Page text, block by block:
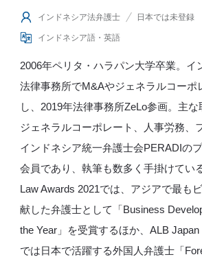
インドネシア法弁護士 日本では未登録
インドネシア語・英語
2006年ペリタ・ハラパン大学卒業。イ
法律事務所でM&Aやジェネラルコーポ
し、2019年法律事務所ZeLo参画。主な
ジェネラルコーポレート、人事労務、
インドネシア統一弁護士会PERADIの
会員であり、執筆も数多く手掛けてい
Law Awards 2021では、アジアで最も
献した弁護士として「Business
the Year」を受賞するほか、ALB
では日本で活躍する外国人弁護士「